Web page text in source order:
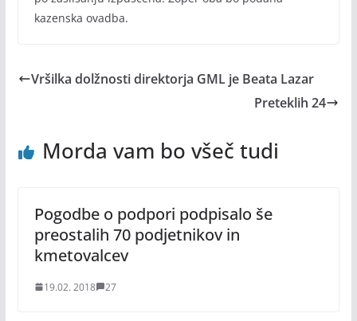
kazenska ovadba.
Vršilka dolžnosti direktorja GML je Beata Lazar
Preteklih 24
Morda vam bo všeč tudi
Pogodbe o podpori podpisalo še
preostalih 70 podjetnikov in
kmetovalcev
19.02. 2018 27